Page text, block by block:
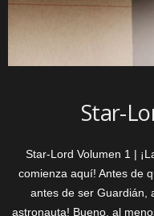
Star-
Star-Lord Volumen 1 |
comienza aquí! Antes de
antes de ser Guardián,
astronauta! Bueno, al